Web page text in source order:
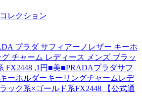
レクション
プラダ サフィアーノレザー キーホ
チャーム レディース メンズ ブラッ
FX2448 ,1円■美■PRADAプラダサフ
ーホルダーキーリングチャームレデ
ック系×ゴールド系FX2448 【公式通